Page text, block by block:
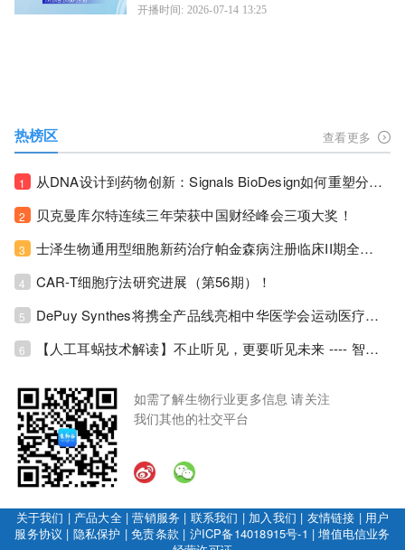
开播时间: 2026-07-14 13:25
热榜区 查看更多
1 从DNA设计到药物创新：Signals BioDesign如何重塑分子生物学研发生态！
2 贝克曼库尔特连续三年荣获中国财经峰会三项大奖！
3 士泽生物通用型细胞新药治疗帕金森病注册临床II期全部入组完成！
4 CAR-T细胞疗法研究进展（第56期）！
5 DePuy Synthes将携全产品线亮相中华医学会运动医疗分会大会，加码布局中国运动医学创新赛道！
6 【人工耳蜗技术解读】不止听见，更要听见未来 ---- 智能耳蜗，开启人工耳蜗技术新纪元！
如需了解生物行业更多信息 请关注
我们其他的社交平台
关于我们 | 产品大全|营销服务 | 联系我们 | 加入我们 | 友情链接 | 用户
服务协议 | 隐私保护 |免责条款 | 沪ICP备14018915号-1 |增值电信业务